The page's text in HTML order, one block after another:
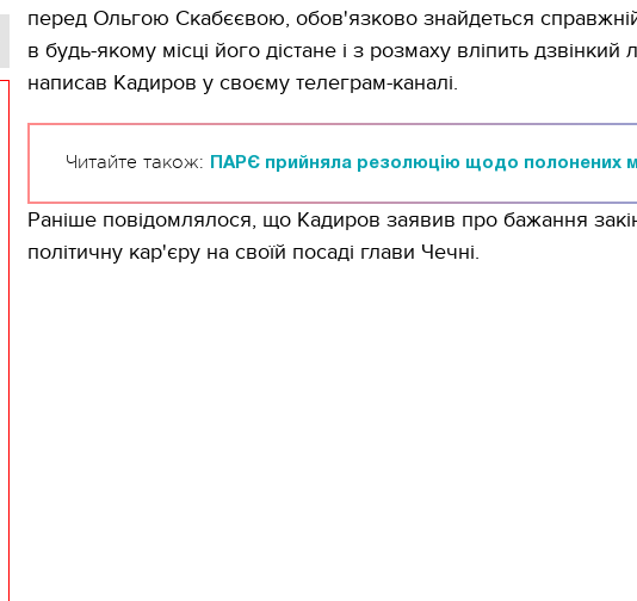
перед Ольгою Скабєєвою, обов'язково знайдеться
в будь-якому місці його дістане і з розмаху вліпить дзвінкий
написав Кадиров у своєму телеграм-каналі.
Читайте також: ПАРЄ прийняла резолюцію щодо полонених
Раніше повідомлялося, що Кадиров заявив про бажання
політичну кар'єру на своїй посаді глави Чечні.